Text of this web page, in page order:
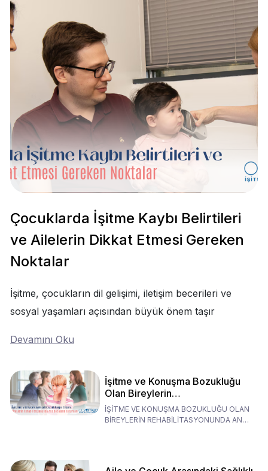
Çocuklarda İşitme Kaybı Belirtileri
ve Ailelerin Dikkat Etmesi Gereken
Noktalar
İşitme, çocukların dil gelişimi, iletişim becerileri ve
sosyal yaşamları açısından büyük önem taşır
Devamını Oku
İşitme ve Konuşma Bozukluğu
Olan Bireylerin
Rehabilitasyonunda Ana
Babaların Tutumları
İŞİTME VE KONUŞMA BOZUKLUĞU OLAN
BİREYLERİN REHABİLİTASYONUNDA ANA